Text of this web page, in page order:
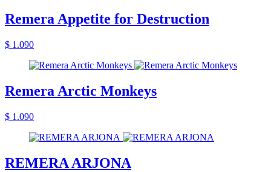
Remera Appetite for Destruction
$ 1.090
Remera Arctic Monkeys
$ 1.090
REMERA ARJONA